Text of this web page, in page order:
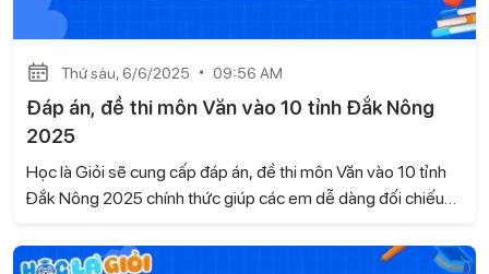
Thứ sáu, 6/6/2025 09:56 AM
Đáp án, đề thi môn Văn vào 10 tỉnh Đắk Nông
2025
Học là Giỏi sẽ cung cấp đáp án, đề thi môn Văn vào 10 tỉnh
Đắk Nông 2025 chính thức giúp các em dễ dàng đối chiếu